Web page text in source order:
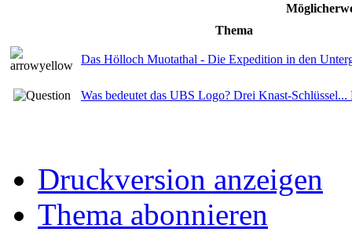
Thema
Das Hölloch Muotathal - Die Expedition in den
Was bedeutet das UBS Logo? Drei Knast-Schlüssel...
Druckversion anzeigen
Thema abonnieren